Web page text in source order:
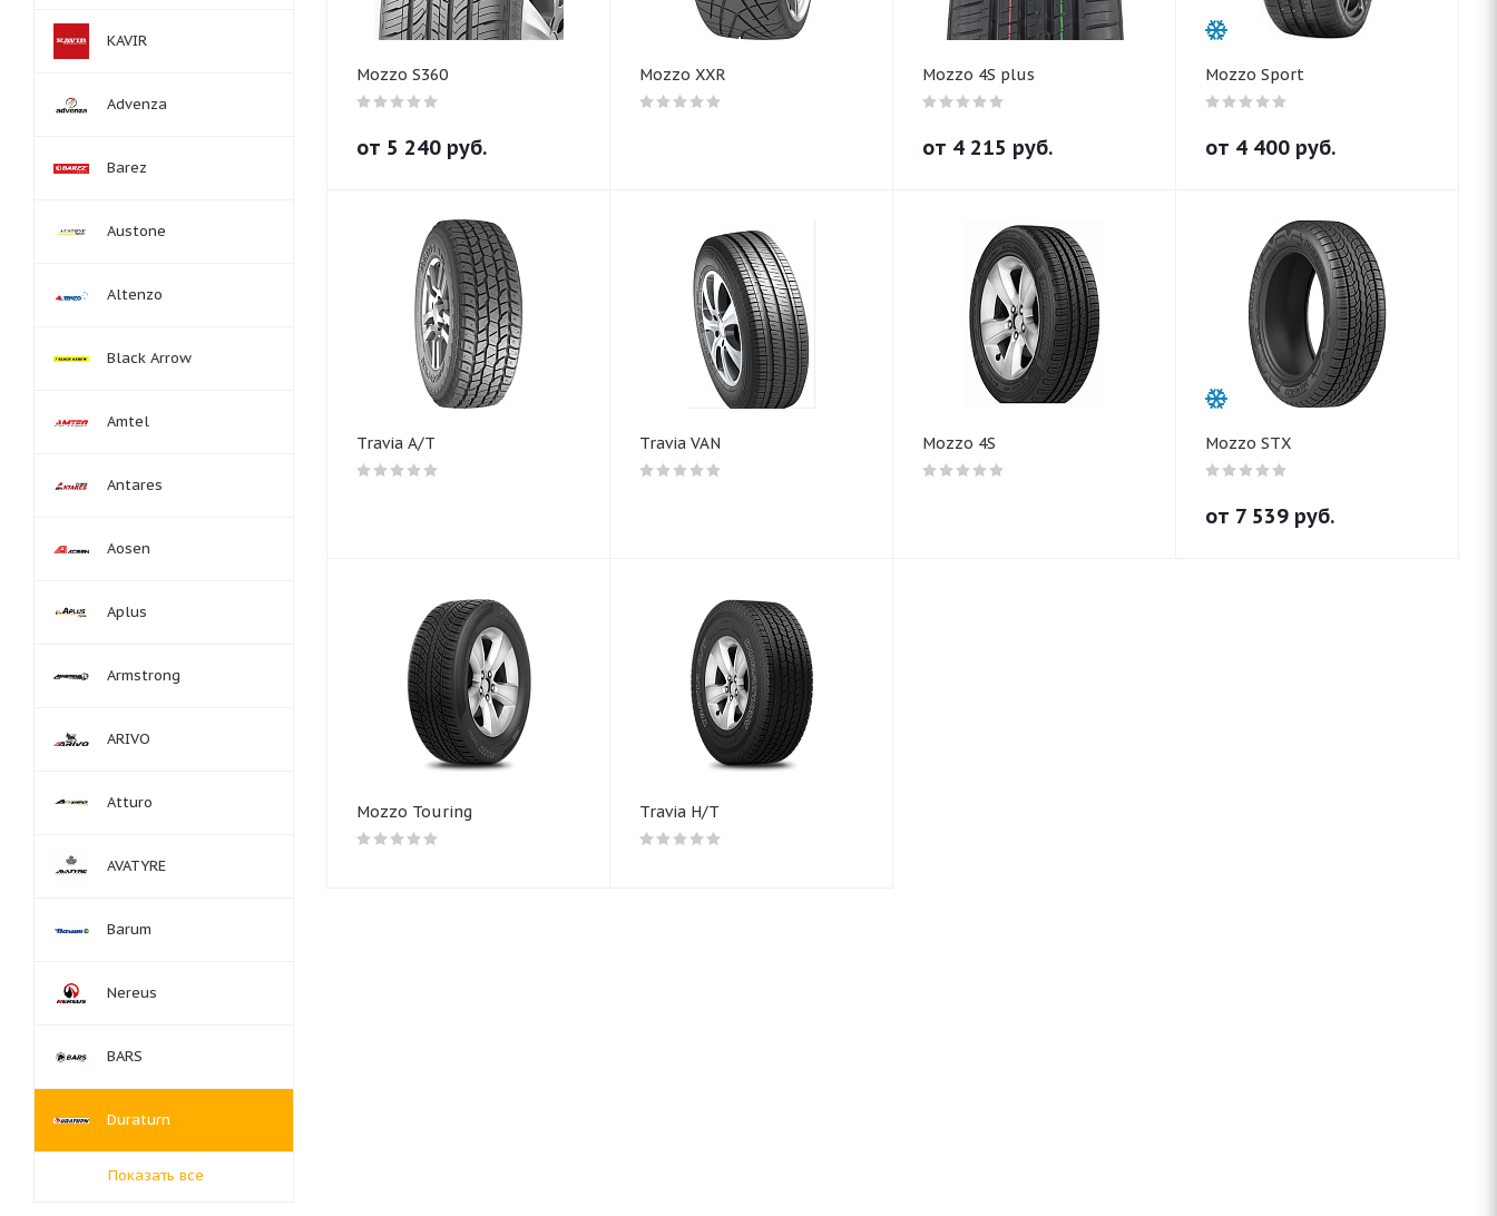
Mozzo S360
от 5 240 руб.
Mozzo XXR Mozzo 4S plus
от 4 215 руб.
Mozzo Sport
от 4 400 руб.
Travia A/T Travia VAN Mozzo 4S Mozzo STX
от 7 539 руб.
Mozzo Touring Travia H/T
KAVIR
Advenza
Barez
Austone
Altenzo
Black Arrow
Amtel
Antares
Aosen
Aplus
Armstrong
ARIVO
Atturo
AVATYRE
Barum
Nereus
BARS
Duraturn
Показать все